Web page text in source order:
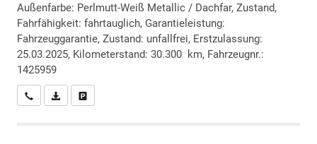
Außenfarbe: Perlmutt-Weiß Metallic / Dachfar, Zustand,
Fahrfähigkeit: fahrtauglich, Garantieleistung:
Fahrzeuggarantie, Zustand: unfallfrei, Erstzulassung:
25.03.2025, Kilometerstand: 30.300 km, Fahrzeugnr.:
1425959
Wir rufen Sie anPDF-Datei, Fahrzeugexposé drucken